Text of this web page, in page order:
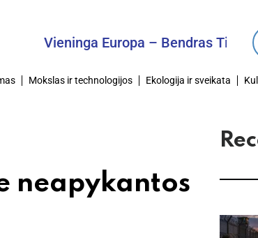
Vieninga Europa – Bendras Tikslas
Mokslas ir technologijos Ekologija ir sveikata
neapykantos